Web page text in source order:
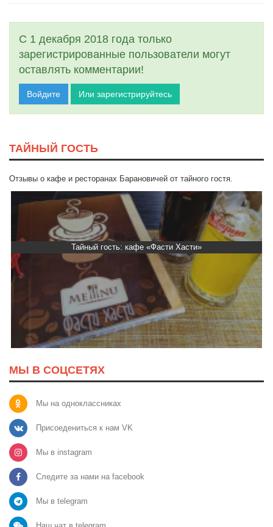
С 1 декабря 2018 года только
зарегистрированные пользователи могут
оставлять комментарии!
Войдите Или зарегистрируйтесь
ТАЙНЫЙ ГОСТЬ
Отзывы о кафе и ресторанах Барановичей от тайного гостя.
Тайный гость: кафе «Фасти Хасти»
МЫ В СОЦСЕТЯХ
Мы на одноклассниках
Присоедениться к нам VK
Мы в instagram
Следите за нами на facebook
Мы в telegram